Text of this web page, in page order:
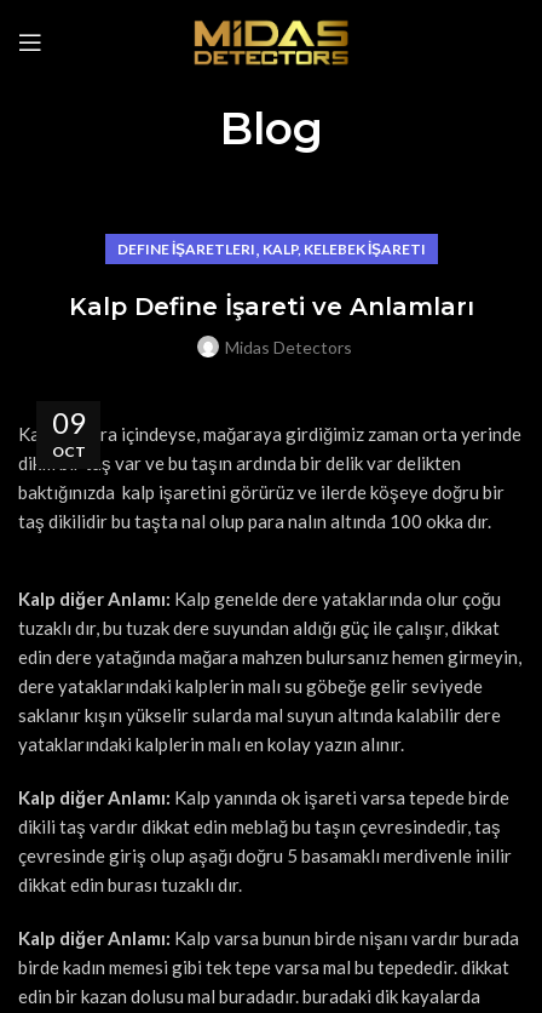
Blog
DEFINE İŞARETLERI, KALP, KELEBEK İŞARETI
Kalp Define İşareti ve Anlamları
Midas Detectors
09
OCT
Kalp mağara içindeyse, mağaraya girdiğimiz zaman orta yerinde
dikili bir taş var ve bu taşın ardında bir delik var delikten
baktığınızda kalp işaretini görürüz ve ilerde köşeye doğru bir
taş dikilidir bu taşta nal olup para nalın altında 100 okka dır.
Kalp diğer Anlamı: Kalp genelde dere yataklarında olur çoğu
tuzaklı dır, bu tuzak dere suyundan aldığı güç ile çalışır, dikkat
edin dere yatağında mağara mahzen bulursanız hemen girmeyin,
dere yataklarındaki kalplerin malı su göbeğe gelir seviyede
saklanır kışın yükselir sularda mal suyun altında kalabilir dere
yataklarındaki kalplerin malı en kolay yazın alınır.
Kalp diğer Anlamı: Kalp yanında ok işareti varsa tepede birde
dikili taş vardır dikkat edin meblağ bu taşın çevresindedir, taş
çevresinde giriş olup aşağı doğru 5 basamaklı merdivenle inilir
dikkat edin burası tuzaklı dır.
Kalp diğer Anlamı: Kalp varsa bunun birde nişanı vardır burada
birde kadın memesi gibi tek tepe varsa mal bu tepededir. dikkat
edin bir kazan dolusu mal buradadır. buradaki dik kayalarda